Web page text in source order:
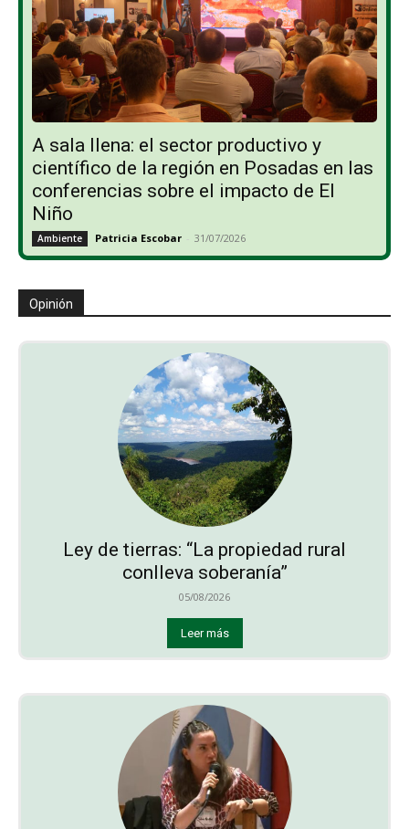
A sala llena: el sector productivo y
científico de la región en Posadas en las
conferencias sobre el impacto de El
Niño
Ambiente Patricia Escobar - 31/07/2026
Opinión
Ley de tierras: “La propiedad rural
conlleva soberanía”
05/08/2026
Leer más